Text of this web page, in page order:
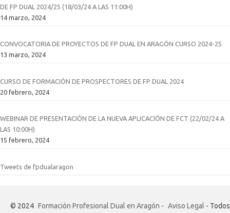
DE FP DUAL 2024/25 (18/03/24 A LAS 11:00H)
14 marzo, 2024
CONVOCATORIA DE PROYECTOS DE FP DUAL EN ARAGÓN CURSO 2024-25
13 marzo, 2024
CURSO DE FORMACIÓN DE PROSPECTORES DE FP DUAL 2024
20 febrero, 2024
WEBINAR DE PRESENTACIÓN DE LA NUEVA APLICACIÓN DE FCT (22/02/24 A
LAS 10:00H)
15 febrero, 2024
Tweets de fpdualaragon
© 2024 Formación Profesional Dual en Aragón - Aviso Legal -